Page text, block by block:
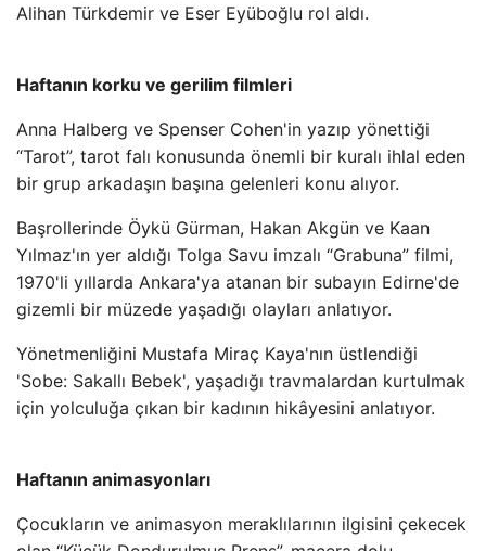
Alihan Türkdemir ve Eser Eyüboğlu rol aldı.
Haftanın korku ve gerilim filmleri
Anna Halberg ve Spenser Cohen'in yazıp yönettiği
“Tarot”, tarot falı konusunda önemli bir kuralı ihlal eden
bir grup arkadaşın başına gelenleri konu alıyor.
Başrollerinde Öykü Gürman, Hakan Akgün ve Kaan
Yılmaz'ın yer aldığı Tolga Savu imzalı “Grabuna” filmi,
1970'li yıllarda Ankara'ya atanan bir subayın Edirne'de
gizemli bir müzede yaşadığı olayları anlatıyor.
Yönetmenliğini Mustafa Miraç Kaya'nın üstlendiği
'Sobe: Sakallı Bebek', yaşadığı travmalardan kurtulmak
için yolculuğa çıkan bir kadının hikâyesini anlatıyor.
Haftanın animasyonları
Çocukların ve animasyon meraklılarının ilgisini çekecek